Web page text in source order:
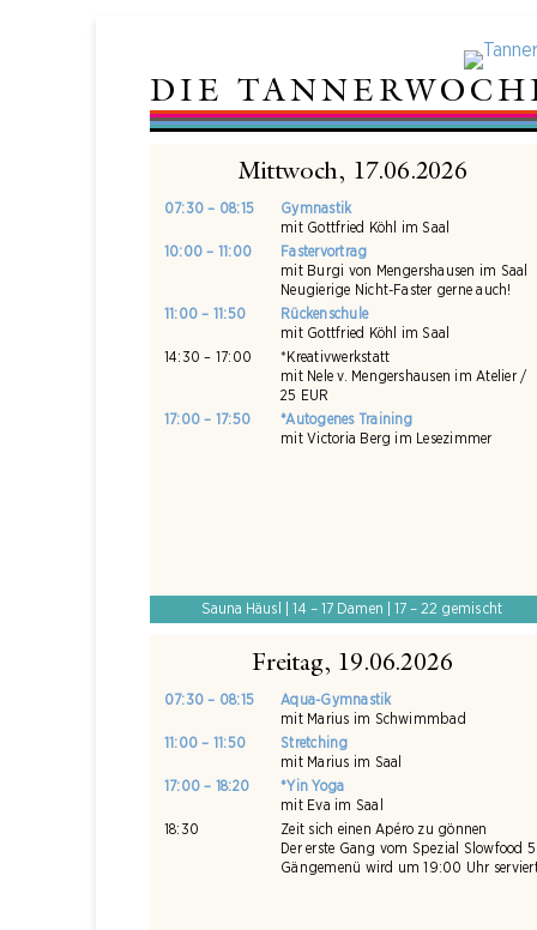
DIE
Mittwoch, 17.06.2026
07:30 – 08:15
Gymnastik
mit Gottfried Köhl im Saal
10:00 – 11:00
Fastervortrag
mit Burgi von Mengershausen im Saal
Neugierige Nicht-Faster gerne auch!
11:00 – 11:50
Rückenschule
mit Gottfried Köhl im Saal
14:30 – 17:00
*Kreativwerkstatt
mit Nele v. Mengershausen im Atelier /
25 EUR
17:00 – 17:50
*Autogenes Training
mit Victoria Berg im Lesezimmer
Sauna Häusl | 14 – 17 Damen | 17 – 22 gemischt
Freitag, 19.06.2026
07:30 – 08:15
Aqua-Gymnastik
mit Marius im Schwimmbad
11:00 – 11:50
Stretching
mit Marius im Saal
17:00 – 18:20
*Yin Yoga
mit Eva im Saal
18:30
Zeit sich einen Apéro zu gönnen
Der erste Gang vom Spezial Slowfood 5
Gängemenü wird um 19:00 Uhr